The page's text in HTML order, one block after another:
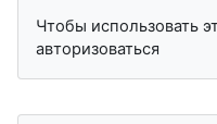
Чтобы использовать
авторизоваться